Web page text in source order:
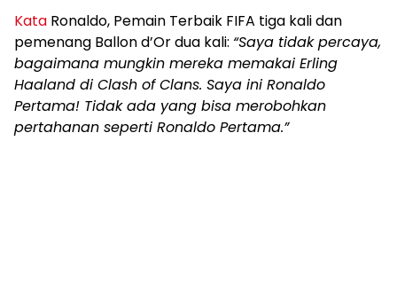
Kata Ronaldo, Pemain Terbaik FIFA tiga kali dan
pemenang Ballon d’Or dua kali: “Saya tidak percaya,
bagaimana mungkin mereka memakai Erling
Haaland di Clash of Clans. Saya ini Ronaldo
Pertama! Tidak ada yang bisa merobohkan
pertahanan seperti Ronaldo Pertama.”